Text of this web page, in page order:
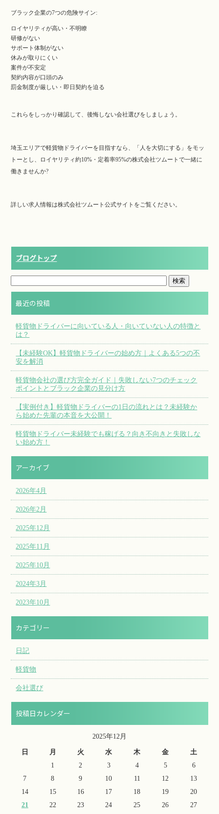
ブラック企業の7つの危険サイン:
ロイヤリティが高い・不明瞭
研修がない
サポート体制がない
休みが取りにくい
案件が不安定
契約内容が口頭のみ
罰金制度が厳しい・即日契約を迫る
これらをしっかり確認して、後悔しない会社選びをしましょう。
埼玉エリアで軽貨物ドライバーを目指すなら、「人を大切にする」をモッ
トーとし、ロイヤリティ約10%・定着率95%の株式会社ツムートで一緒に
働きませんか?
詳しい求人情報は株式会社ツムート公式サイトをご覧ください。
ブログトップ
最近の投稿
軽貨物ドライバーに向いている人・向いていない人の特徴と
は？
【未経験OK】軽貨物ドライバーの始め方｜よくある5つの不
安を解消
軽貨物会社の選び方完全ガイド｜失敗しない7つのチェック
ポイントとブラック企業の見分け方
【実例付き】軽貨物ドライバーの1日の流れとは？未経験か
ら始めた先輩の本音を大公開！
軽貨物ドライバー未経験でも稼げる？向き不向きと失敗しな
い始め方！
アーカイブ
2026年4月
2026年2月
2025年12月
2025年11月
2025年10月
2024年3月
2023年10月
カテゴリー
日記
軽貨物
会社選び
投稿日カレンダー
2025年12月
日 月 火 水 木 金
土
1
2 3 4 5
6
7
8 9 10 11 12
13
14
15 16 17 18 19
20
21
22 23 24 25 26 27